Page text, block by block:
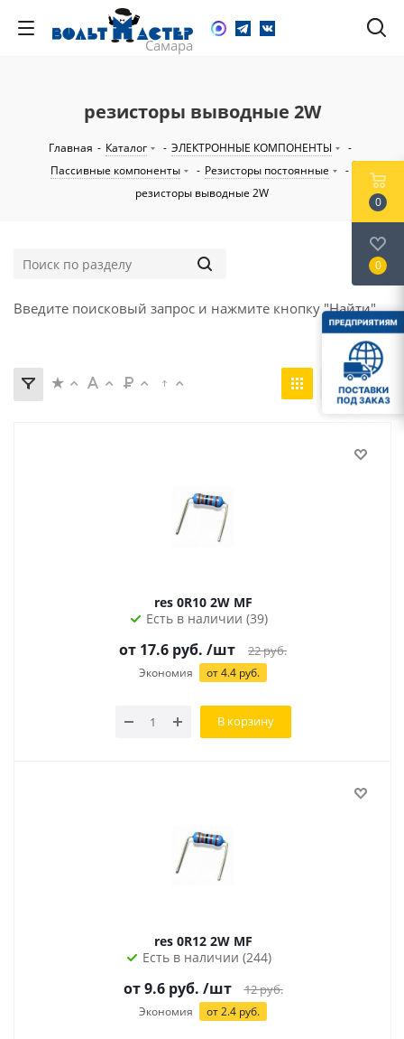
резисторы выводные 2W
Главная - Каталог - ЭЛЕКТРОННЫЕ КОМПОНЕНТЫ
-
Пассивные компоненты
- Резисторы постоянные
-
резисторы выводные 2W
Введите поисковый запрос и нажмите кнопку "Найти".
res 0R10 2W MF
Есть в наличии (39)
от 17.6 руб. /шт 22руб.
Экономия от 4.4 руб.
В корзину
res 0R12 2W MF
Есть в наличии (244)
от 9.6 руб. /шт 12руб.
Экономия от 2.4 руб.
0
0